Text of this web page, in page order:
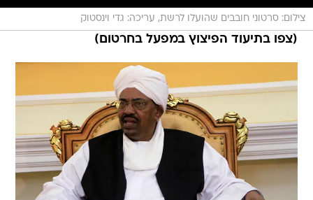
צילום: סרטוני חובבים שהועלו לרשת, עריכה: גדי וינסטוק
(צפו בתיעוד הפיצוץ במפעל בחרטום)